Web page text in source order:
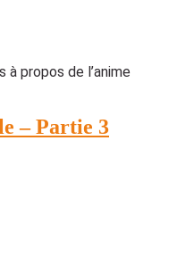
propos de l’anime
– Partie 3